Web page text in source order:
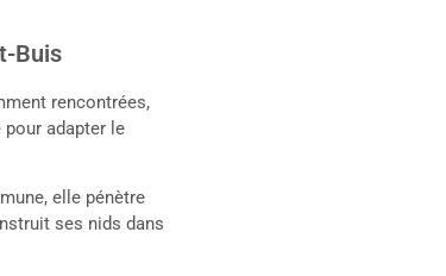
Buis
rencontrées,
adapter le
elle pénètre
ses nids dans